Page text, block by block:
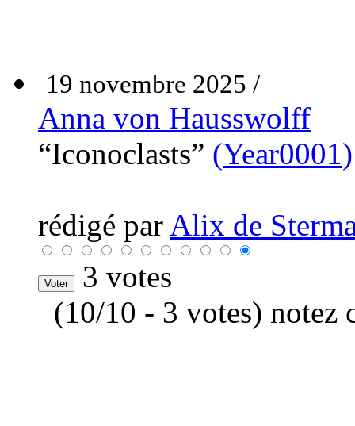
19 novembre 2025 /
Anna von Hausswolff
“Iconoclasts” (Year0001)
rédigé par Alix de
3 votes
(10/10 - 3 votes) notez